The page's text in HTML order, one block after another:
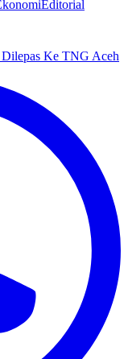
Editorial
Ke TNG Aceh